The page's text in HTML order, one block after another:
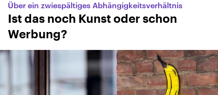
Über ein zwiespältiges Abhängigkeitsverhältnis
Ist das noch Kunst oder schon
Werbung?